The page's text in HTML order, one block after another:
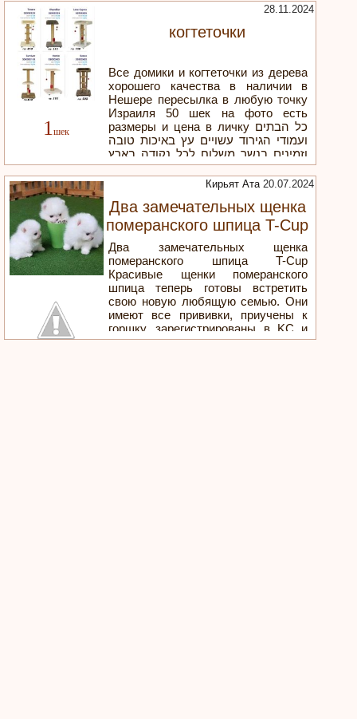
когтеточки
Все домики и когтеточки из дерева
хорошего качества в наличии в
Нешере пересылка в любую точку
Израиля 50 шек на фото есть
размеры и цена в личку כל הבתים
ועמודי הגירוד עשויים עץ באיכות טובה
וזמינים בנשר משלוח לכל נקודה בארץ
50 ש"ח בתמונה יש מידות ומחיר
בהתאמה אישית
1
28.11.2024
Два замечательных щенка
померанского шпица T-Cup
Два замечательных щенка
померанского шпица T-Cup
Красивые щенки померанского
шпица теперь готовы встретить
свою новую любящую семью. Они
имеют все прививки, приучены к
горшку, зарегистрированы в KC и
имеют отличную родословную.
Кирьят Ата 20.07.2024